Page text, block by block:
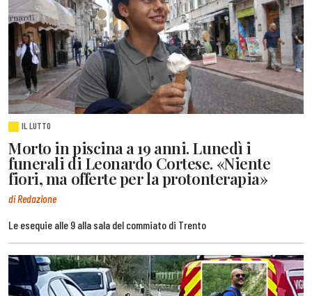
IL LUTTO
Morto in piscina a 19 anni. Lunedì i
funerali di Leonardo Cortese. «Niente
fiori, ma offerte per la protonterapia»
di Redazione
Le esequie alle 9 alla sala del commiato di Trento